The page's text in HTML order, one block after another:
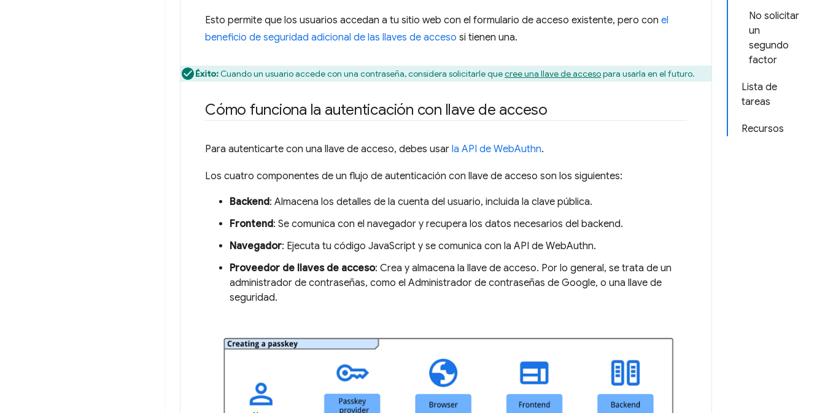
No solicitar
un
segundo
factor
Lista de
tareas
Recursos
Esto permite que los usuarios accedan a tu sitio web con el formulario de acceso existente, pero con el
beneficio de seguridad adicional de las llaves de acceso si tienen una.
Éxito:Cuando un usuario accede con una contraseña, considera solicitarle quecree una llave de accesopara usarla en el futuro.
Cómo funciona la autenticación con llave de acceso
Para autenticarte con una llave de acceso, debes usar la API de WebAuthn.
Los cuatro componentes de un flujo de autenticación con llave de acceso son los siguientes:
Backend: Almacena los detalles de la cuenta del usuario, incluida la clave pública.
Frontend: Se comunica con el navegador y recupera los datos necesarios del backend.
Navegador: Ejecuta tu código JavaScript y se comunica con la API de WebAuthn.
Proveedor de llaves de acceso: Crea y almacena la llave de acceso. Por lo general, se trata de un
administrador de contraseñas, como el Administrador de contraseñas de Google, o una llave de
seguridad.